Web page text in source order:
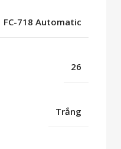
FC-718 Automatic
26
Trắng